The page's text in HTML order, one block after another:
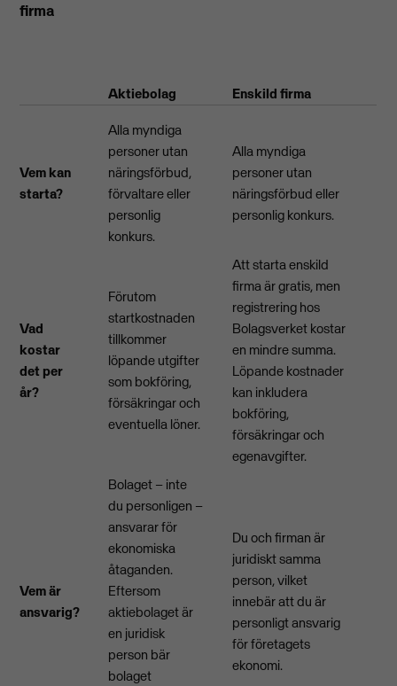
firma
Aktiebolag Enskild firma
Vem kan
starta?
Alla myndiga
personer utan
näringsförbud,
förvaltare eller
personlig
konkurs.
Alla myndiga
personer utan
näringsförbud eller
personlig konkurs.
Vad
kostar
det per
år?
Förutom
startkostnaden
tillkommer
löpande utgifter
som bokföring,
försäkringar och
eventuella löner.
Att starta enskild
firma är gratis, men
registrering hos
Bolagsverket kostar
en mindre summa.
Löpande kostnader
kan inkludera
bokföring,
försäkringar och
egenavgifter.
Vem är
ansvarig?
Bolaget – inte
du personligen –
ansvarar för
ekonomiska
åtaganden.
Eftersom
aktiebolaget är
en juridisk
person bär
bolaget
Du och firman är
juridiskt samma
person, vilket
innebär att du är
personligt ansvarig
för företagets
ekonomi.